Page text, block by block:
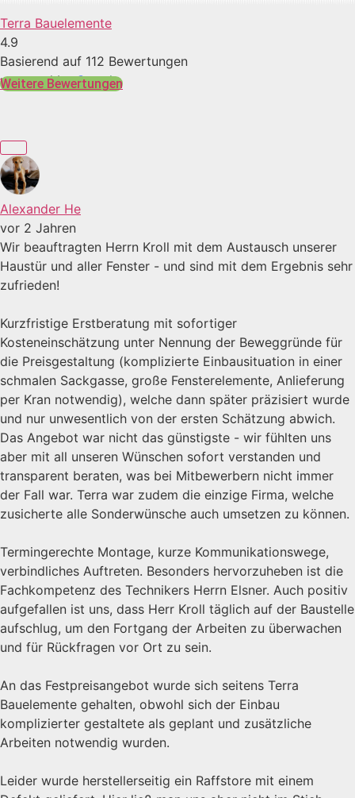
Terra Bauelemente
4.9
Basierend auf 112 Bewertungen
powered byGoogle
Weitere Bewertungen
Alexander He
vor 2 Jahren
Wir beauftragten Herrn Kroll mit dem Austausch unserer
Haustür und aller Fenster - und sind mit dem Ergebnis sehr
zufrieden!
Kurzfristige Erstberatung mit sofortiger
Kosteneinschätzung unter Nennung der Beweggründe für
die Preisgestaltung (komplizierte Einbausituation in einer
schmalen Sackgasse, große Fensterelemente, Anlieferung
per Kran notwendig), welche dann später präzisiert wurde
und nur unwesentlich von der ersten Schätzung abwich.
Das Angebot war nicht das günstigste - wir fühlten uns
aber mit all unseren Wünschen sofort verstanden und
transparent beraten, was bei Mitbewerbern nicht immer
der Fall war. Terra war zudem die einzige Firma, welche
zusicherte alle Sonderwünsche auch umsetzen zu können.
Termingerechte Montage, kurze Kommunikationswege,
verbindliches Auftreten. Besonders hervorzuheben ist die
Fachkompetenz des Technikers Herrn Elsner. Auch positiv
aufgefallen ist uns, dass Herr Kroll täglich auf der Baustelle
aufschlug, um den Fortgang der Arbeiten zu überwachen
und für Rückfragen vor Ort zu sein.
An das Festpreisangebot wurde sich seitens Terra
Bauelemente gehalten, obwohl sich der Einbau
komplizierter gestaltete als geplant und zusätzliche
Arbeiten notwendig wurden.
Leider wurde herstellerseitig ein Raffstore mit einem